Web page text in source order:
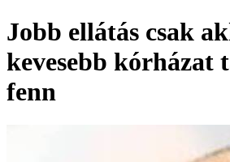
Jobb ellátás csak
kevesebb kórházat
fenn